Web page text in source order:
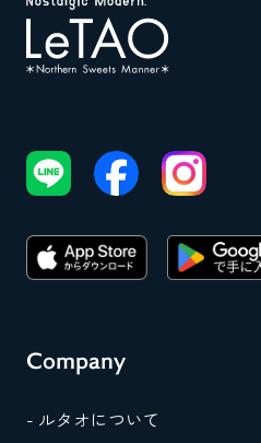
Company
- ルタオについて